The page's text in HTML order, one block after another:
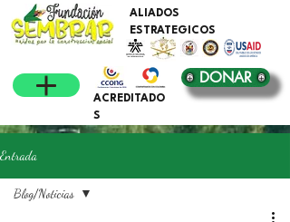
ALIADOS
ESTRATEGICOS
ACREDITADO
S
DONAR
Entrada
Blog/Noticias